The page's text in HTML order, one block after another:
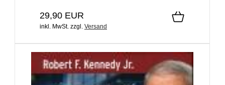
29,90 EUR
inkl. MwSt. zzgl. Versand